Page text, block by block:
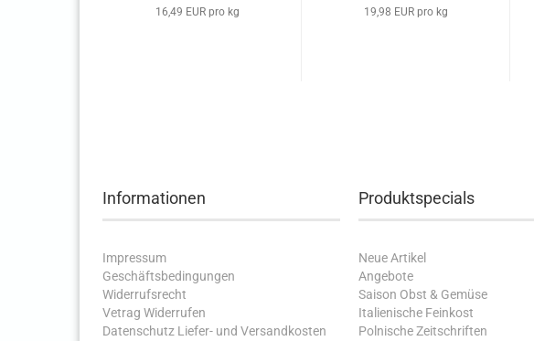
16,49 EUR pro kg 19,98 EUR pro kg
Informationen
Impressum
Geschäftsbedingungen
Widerrufsrecht
Vetrag Widerrufen
Datenschutz Liefer- und Versandkosten
Produktspecials
Neue Artikel
Angebote
Saison Obst & Gemüse
Italienische Feinkost
Polnische Zeitschriften